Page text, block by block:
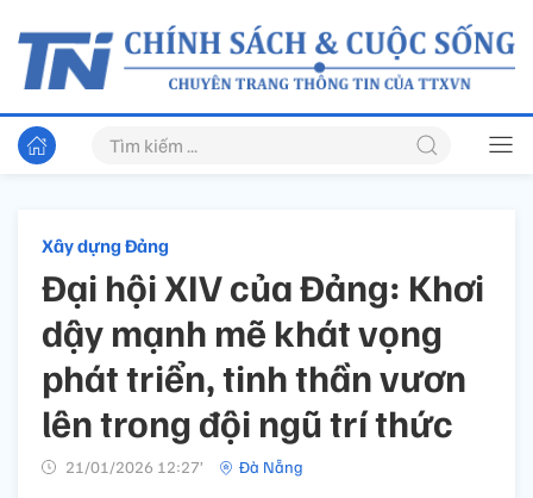
Xây dựng Đảng
Đại hội XIV của Đảng: Khơi
dậy mạnh mẽ khát vọng
phát triển, tinh thần vươn
lên trong đội ngũ trí thức
21/01/2026 12:27’ Đà Nẵng